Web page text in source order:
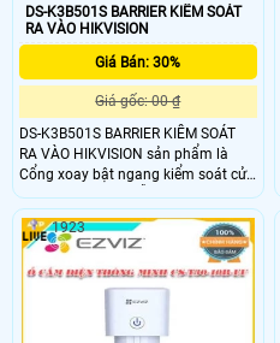
DS-K3B501S BARRIER KIỂM SOÁT
RA VÀO HIKVISION
Giá Bán: 30%
Giá gốc: 00 ₫
DS-K3B501S BARRIER KIỂM SOÁT
RA VÀO HIKVISION sản phẩm là
Cổng xoay bật ngang kiểm soát cửa
vào ra dùng thẻ. Hỗ trợ 12 cặp cảm
biến hồng ngoại. Lưu lượng: 20-60
người/phút. Chiều rộng làn đường:
900mm
1923